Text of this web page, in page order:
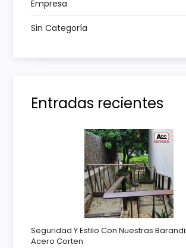
a
d
s
Empresa
Sin Categoría
Entradas recientes
Seguridad Y Estilo Con Nuestras
Acero Corten